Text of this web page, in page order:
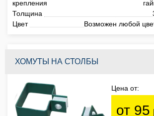
крепления
Толщина
Цвет
Возможен любой
ХОМУТЫ НА СТОЛБЫ
Цена от:
от 95